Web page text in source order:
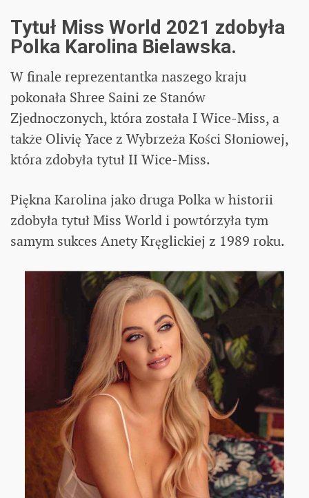
Tytuł Miss World 2021 zdobyła
Polka Karolina Bielawska.
W finale reprezentantka naszego kraju
pokonała Shree Saini ze Stanów
Zjednoczonych, która została I Wice-Miss, a
także Olivię Yace z Wybrzeża Kości Słoniowej,
która zdobyła tytuł II Wice-Miss.
Piękna Karolina jako druga Polka w historii
zdobyła tytuł Miss World i powtórzyła tym
samym sukces Anety Kręglickiej z 1989 roku.